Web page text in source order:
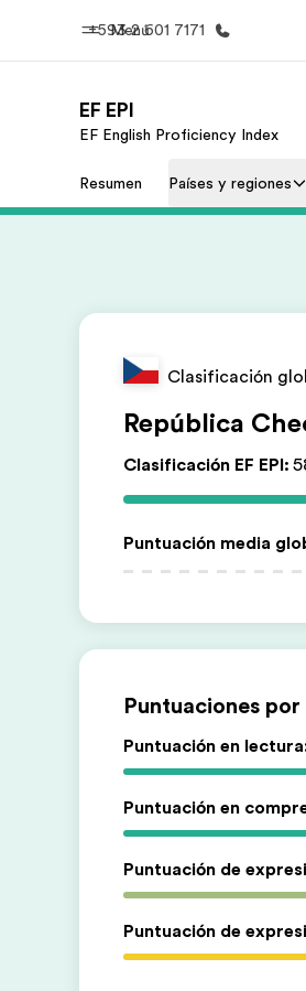
Menú
+593 2 601 7171
Bienvenido a EF
EF EPI
EF English Proficiency Index
Resumen Países y regiones
Clasificación
República
Clasificación EF EPI:
Puntuación media
Puntuaciones
Puntuación en
Puntuación en
Puntuación de
Puntuación de